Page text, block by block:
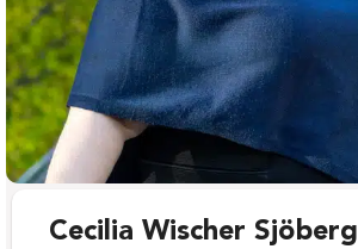
Cecilia Wischer Sjöberg